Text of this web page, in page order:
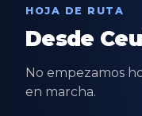
HOJA DE RUTA
Desde
No empezamos
en marcha.